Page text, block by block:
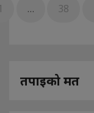
… 38
तपाइको मत